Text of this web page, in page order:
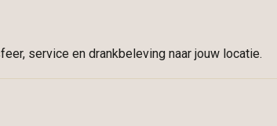
service en drankbeleving naar jouw locatie.